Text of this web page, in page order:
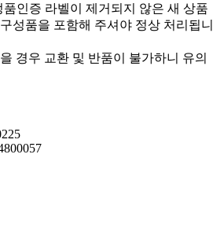
인증 라벨이 제거되지 않은 새 상품
성품을 포함해 주셔야 정상 처리됩니
경우 교환 및 반품이 불가하니 유의